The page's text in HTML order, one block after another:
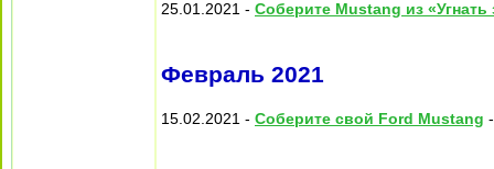
25.01.2021 - Соберите Mustang из «Угнать
Февраль 2021
15.02.2021 - Соберите свой Ford Mustang